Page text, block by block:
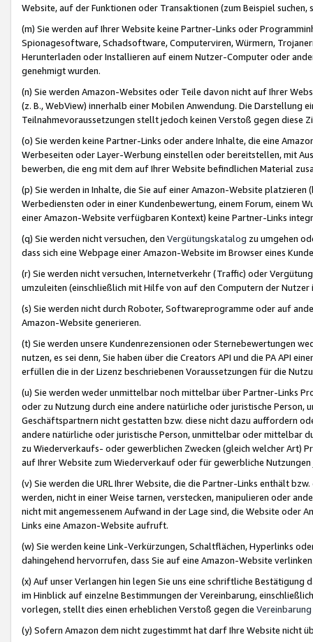
Website, auf der Funktionen oder Transaktionen (zum Beispiel
(m) Sie werden auf Ihrer Website keine Partner-Links oder
Spionagesoftware, Schadsoftware, Computerviren, Würmern,
Herunterladen oder Installieren auf einem Nutzer-Computer oder
genehmigt wurden.
(n) Sie werden Amazon-Websites oder Teile davon nicht auf Ihrer
(z. B., WebView) innerhalb einer Mobilen Anwendung. Die Darstellung
Teilnahmevoraussetzungen stellt jedoch keinen Verstoß gegen diese
(o) Sie werden keine Partner-Links oder andere Inhalte, die eine
Werbeseiten oder Layer-Werbung einstellen oder bereitstellen, mit
bewerben, die eng mit dem auf Ihrer Website befindlichen Material
(p) Sie werden in Inhalte, die Sie auf einer Amazon-Website
Werbediensten oder in einer Kundenbewertung, einem Forum, einem
einer Amazon-Website verfügbaren Kontext) keine Partner-Links
(q) Sie werden nicht versuchen, den Vergütungskatalog zu umgehen
dass sich eine Webpage einer Amazon-Website im Browser eines
(r) Sie werden nicht versuchen, Internetverkehr (Traffic) oder
umzuleiten (einschließlich mit Hilfe von auf den Computern der
(s) Sie werden nicht durch Roboter, Softwareprogramme oder auf
Amazon-Website generieren.
(t) Sie werden unsere Kundenrezensionen oder Sternebewertungen
nutzen, es sei denn, Sie haben über die Creators API und die PA API
erfüllen die in der Lizenz beschriebenen Voraussetzungen für die
(u) Sie werden weder unmittelbar noch mittelbar über Partner-Links
oder zu Nutzung durch eine andere natürliche oder juristische
Geschäftspartnern nicht gestatten bzw. diese nicht dazu auffordern
andere natürliche oder juristische Person, unmittelbar oder mittelbar
zu Wiederverkaufs- oder gewerblichen Zwecken (gleich welcher Art)
auf Ihrer Website zum Wiederverkauf oder für gewerbliche
(v) Sie werden die URL Ihrer Website, die die Partner-Links enthält
werden, nicht in einer Weise tarnen, verstecken, manipulieren oder
nicht mit angemessenem Aufwand in der Lage sind, die Website oder
Links eine Amazon-Website aufruft.
(w) Sie werden keine Link-Verkürzungen, Schaltflächen, Hyperlinks
dahingehend hervorrufen, dass Sie auf eine Amazon-Website
(x) Auf unser Verlangen hin legen Sie uns eine schriftliche
im Hinblick auf einzelne Bestimmungen der Vereinbarung,
vorlegen, stellt dies einen erheblichen Verstoß gegen die Vereinbarung
(y) Sofern Amazon dem nicht zugestimmt hat darf Ihre Website nicht